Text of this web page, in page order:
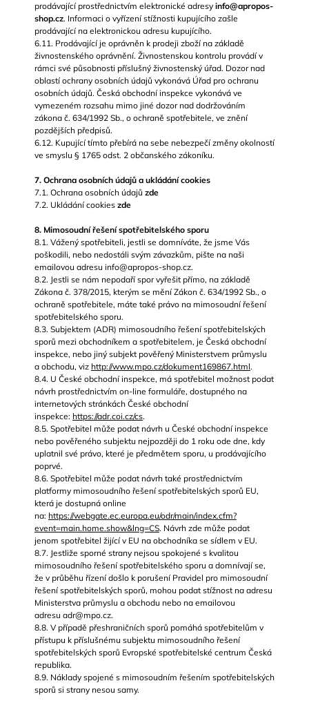
prodávající prostřednictvím elektronické adresy info@apropos-
shop.cz. Informaci o vyřízení stížnosti kupujícího zašle
prodávající na elektronickou adresu kupujícího.
6.11. Prodávající je oprávněn k prodeji zboží na základě
živnostenského oprávnění. Živnostenskou kontrolu provádí v
rámci své působnosti příslušný živnostenský úřad. Dozor nad
oblastí ochrany osobních údajů vykonává Úřad pro ochranu
osobních údajů. Česká obchodní inspekce vykonává ve
vymezeném rozsahu mimo jiné dozor nad dodržováním
zákona č. 634/1992 Sb., o ochraně spotřebitele, ve znění
pozdějších předpisů.
6.12. Kupující tímto přebírá na sebe nebezpečí změny okolností
ve smyslu § 1765 odst. 2 občanského zákoníku.
7. Ochrana osobních údajů a ukládání cookies
7.1. Ochrana osobních údajů zde
7.2. Ukládání cookies zde
8. Mimosoudní řešení spotřebitelského sporu
8.1. Vážený spotřebiteli, jestli se domníváte, že jsme Vás
poškodili, nebo nedostáli svým závazkům, pište na naši
emailovou adresu info@apropos-shop.cz.
8.2. Jestli se nám nepodaří spor vyřešit přímo, na základě
Zákona č. 378/2015, kterým se mění Zákon č. 634/1992 Sb., o
ochraně spotřebitele, máte také právo na mimosoudní řešení
spotřebitelského sporu.
8.3. Subjektem (ADR) mimosoudního řešení spotřebitelských
sporů mezi obchodníkem a spotřebitelem, je Česká obchodní
inspekce, nebo jiný subjekt pověřený Ministerstvem průmyslu
a obchodu, viz http://www.mpo.cz/dokument169867.html.
8.4. U České obchodní inspekce, má spotřebitel možnost podat
návrh prostřednictvím on-line formuláře, dostupného na
internetových stránkách České obchodní
inspekce: https://adr.coi.cz/cs.
8.5. Spotřebitel může podat návrh u České obchodní inspekce
nebo pověřeného subjektu nejpozději do 1 roku ode dne, kdy
uplatnil své právo, které je předmětem sporu, u prodávajícího
poprvé.
8.6. Spotřebitel může podat návrh také prostřednictvím
platformy mimosoudního řešení spotřebitelských sporů EU,
která je dostupná online
na: https://webgate.ec.europa.eu/odr/main/index.cfm?
event=main.home.show&lng=CS. Návrh zde může podat
jenom spotřebitel žijící v EU na obchodníka se sídlem v EU.
8.7. Jestliže sporné strany nejsou spokojené s kvalitou
mimosoudního řešení spotřebitelského sporu a domnívají se,
že v průběhu řízení došlo k porušení Pravidel pro mimosoudní
řešení spotřebitelských sporů, mohou podat stížnost na adresu
Ministerstva průmyslu a obchodu nebo na emailovou
adresu adr@mpo.cz.
8.8. V případě přeshraničních sporů pomáhá spotřebitelům v
přístupu k příslušnému subjektu mimosoudního řešení
spotřebitelských sporů Evropské spotřebitelské centrum Česká
republika.
8.9. Náklady spojené s mimosoudním řešením spotřebitelských
sporů si strany nesou samy.